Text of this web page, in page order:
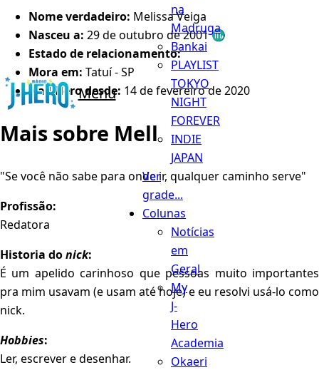
Menu
na
Madruga
Bankai
PLAYLIST
TOKYO
NIGHT
FOREVER
INDIE
JAPAN
Ver
grade...
Colunas
Notícias
em
Geral
My
J-
Hero
Academia
Okaeri
Nome verdadeiro: Melissa Veiga
Nasceu a: 29 de outubro de 2001 ♏️
Estado de relacionamento:
Mora em: Tatuí - SP
Na J-Hero desde: 14 de fevereiro de 2020
Mais sobre Mell
"Se você não sabe para onde ir, qualquer caminho serve"
Profissão:
Redatora
Historia donick:
É um apelido carinhoso que pessoas muito importantes
pra mim usavam (e usam até hoje) e eu resolvi usá-lo como
nick.
Hobbies:
Ler, escrever e desenhar.